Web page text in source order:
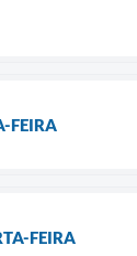
FEIRA
FEIRA